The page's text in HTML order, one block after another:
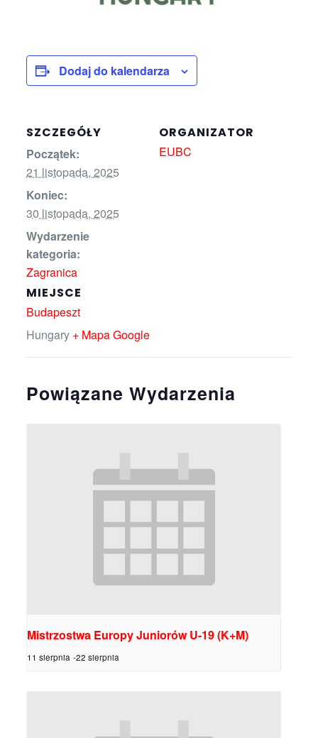
Dodaj do kalendarza
SZCZEGÓŁY
Początek:
21 listopada, 2025
Koniec:
30 listopada, 2025
Wydarzenie
kategoria:
Zagranica
MIEJSCE
Budapeszt
Hungary + Mapa Google
ORGANIZATOR
EUBC
Powiązane Wydarzenia
Mistrzostwa Europy Juniorów U-19 (K+M)
11 sierpnia -22 sierpnia